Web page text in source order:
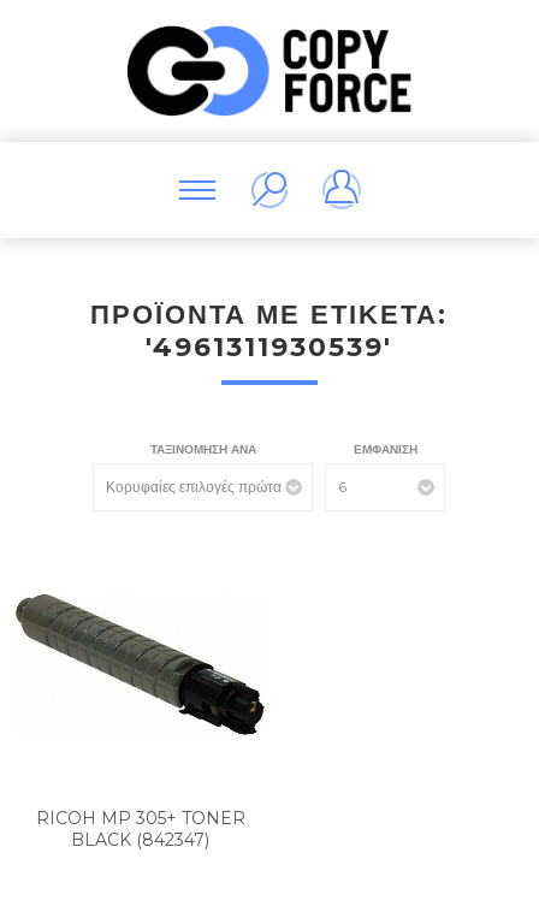
ΠΡΟΪΌΝΤΑ ΜΕ ΕΤΙΚΈΤΑ:
'4961311930539'
ΤΑΞΙΝΌΜΗΣΗ ΑΝΆ ΕΜΦΆΝΙΣΗ
RICOH MP 305+ TONER
BLACK (842347)